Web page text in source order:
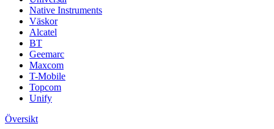
Native Instruments
Väskor
Alcatel
BT
Geemarc
Maxcom
T-Mobile
Topcom
Unify
Översikt